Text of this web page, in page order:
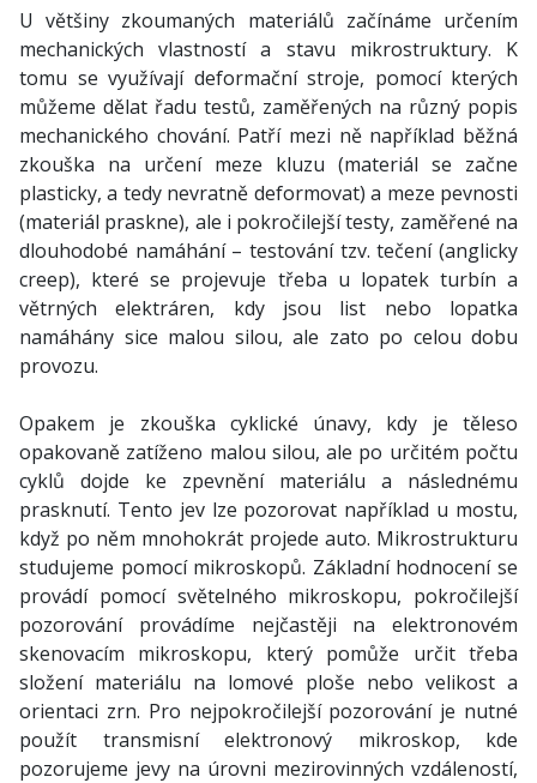
U většiny zkoumaných materiálů začínáme určením
mechanických vlastností a stavu mikrostruktury. K
tomu se využívají deformační stroje, pomocí kterých
můžeme dělat řadu testů, zaměřených na různý popis
mechanického chování. Patří mezi ně například běžná
zkouška na určení meze kluzu (materiál se začne
plasticky, a tedy nevratně deformovat) a meze pevnosti
(materiál praskne), ale i pokročilejší testy, zaměřené na
dlouhodobé namáhání – testování tzv. tečení (anglicky
creep), které se projevuje třeba u lopatek turbín a
větrných elektráren, kdy jsou list nebo lopatka
namáhány sice malou silou, ale zato po celou dobu
provozu.
Opakem je zkouška cyklické únavy, kdy je těleso
opakovaně zatíženo malou silou, ale po určitém počtu
cyklů dojde ke zpevnění materiálu a následnému
prasknutí. Tento jev lze pozorovat například u mostu,
když po něm mnohokrát projede auto. Mikrostrukturu
studujeme pomocí mikroskopů. Základní hodnocení se
provádí pomocí světelného mikroskopu, pokročilejší
pozorování provádíme nejčastěji na elektronovém
skenovacím mikroskopu, který pomůže určit třeba
složení materiálu na lomové ploše nebo velikost a
orientaci zrn. Pro nejpokročilejší pozorování je nutné
použít transmisní elektronový mikroskop, kde
pozorujeme jevy na úrovni mezirovinných vzdáleností,